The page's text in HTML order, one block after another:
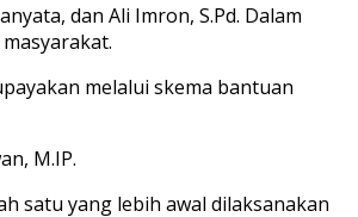
dan Ali Imron, S.Pd. Dalam
melalui skema bantuan
M.IP.
satu yang lebih awal dilaksanakan